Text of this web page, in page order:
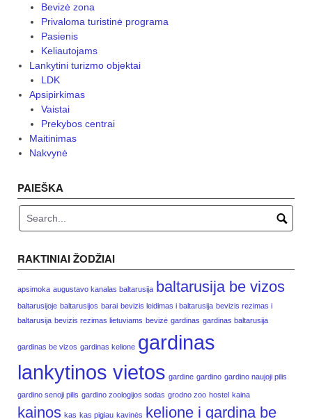
Bevizė zona
Privaloma turistinė programa
Pasienis
Keliautojams
Lankytini turizmo objektai
LDK
Apsipirkimas
Vaistai
Prekybos centrai
Maitinimas
Nakvynė
PAIEŠKA
RAKTINIAI ŽODŽIAI
apsimoka augustavo kanalas baltarusija baltarusija be vizos
baltarusijoje baltarusijos barai bevizis leidimas i baltarusija bevizis rezimas i
baltarusija bevizis rezimas lietuviams bevizė gardinas gardinas baltarusija
gardinas be vizos gardinas kelione gardinas
lankytinos vietos gardine gardino gardino naujoji pilis
gardino senoji pilis gardino zoologijos sodas grodno zoo hostel kaina
kainos kas kas pigiau kavinės kelione i gardina be